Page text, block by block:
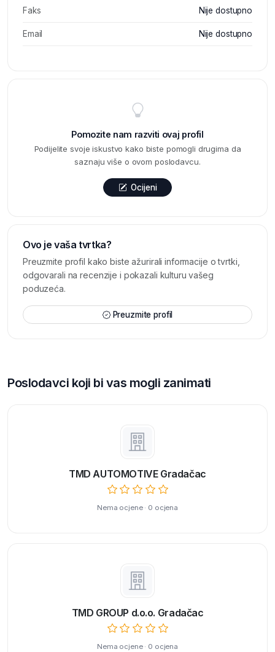
Faks Nije dostupno
Email Nije dostupno
Pomozite nam razviti ovaj profil
Podijelite svoje iskustvo kako biste pomogli drugima da
saznaju više o ovom poslodavcu.
Ocijeni
Ovo je vaša tvrtka?
Preuzmite profil kako biste ažurirali informacije o tvrtki,
odgovarali na recenzije i pokazali kulturu vašeg
poduzeća.
Preuzmite profil
Poslodavci koji bi vas mogli zanimati
TMD AUTOMOTIVE Gradačac
Nema ocjene · 0 ocjena
TMD GROUP d.o.o. Gradačac
Nema ocjene · 0 ocjena